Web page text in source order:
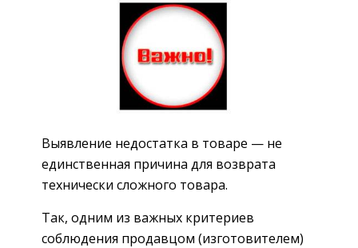
Выявление недостатка в товаре — не
единственная причина для возврата
технически сложного товара.
Так, одним из важных критериев
соблюдения продавцом (изготовителем)